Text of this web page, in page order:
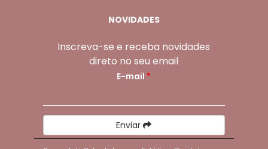
NOVIDADES
Inscreva-se e receba novidades
direto no seu email
E-mail *
Enviar